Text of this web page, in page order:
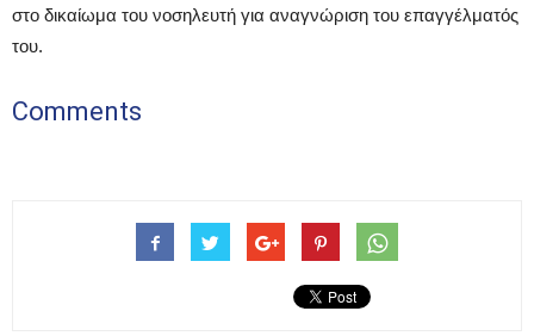
στο δικαίωμα του νοσηλευτή για αναγνώριση του επαγγέλματός
του.
Comments